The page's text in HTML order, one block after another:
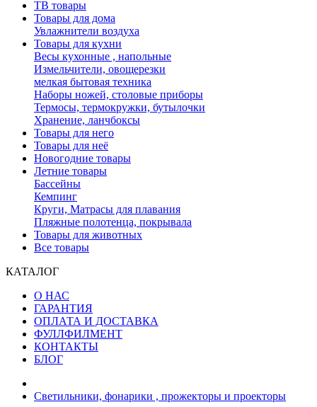
ТВ товары
Товары для дома
Увлажнители воздуха
Товары для кухни
Весы кухонные , напольные
Измельчители, овощерезки
мелкая бытовая техника
Наборы ножей, столовые приборы
Термосы, термокружки, бутылочки
Хранение, ланчбоксы
Товары для него
Товары для неё
Новогодние товары
Летние товары
Бассейны
Кемпинг
Круги, Матрасы для плавания
Пляжные полотенца, покрывала
Товары для животных
Все товары
КАТАЛОГ
О НАС
ГАРАНТИЯ
ОПЛАТА И ДОСТАВКА
ФУЛЛФИЛМЕНТ
КОНТАКТЫ
БЛОГ
Светильники, фонарики , прожекторы и проекторы